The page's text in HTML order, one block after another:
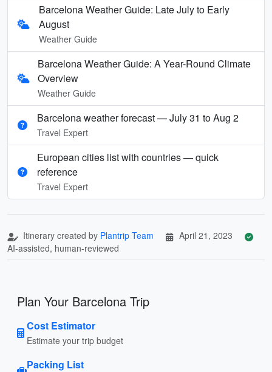
Barcelona Weather Guide: Late July to Early
August
Weather Guide
Barcelona Weather Guide: A Year-Round Climate
Overview
Weather Guide
Barcelona weather forecast — July 31 to Aug 2
Travel Expert
European cities list with countries — quick
reference
Travel Expert
Itinerary created by Plantrip Team
April 21, 2023
AI-assisted, human-reviewed
Plan Your Barcelona Trip
Cost Estimator
Estimate your trip budget
Packing List